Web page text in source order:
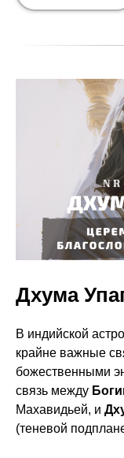
Дхума
В индийской
крайне важные
божественными
связь между
Махавидьей, и
(теневой